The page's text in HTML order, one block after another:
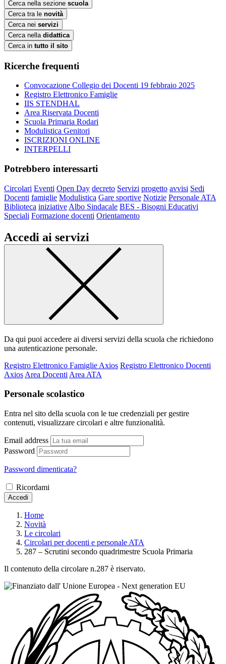
Cerca nella sezione scuola
Cerca tra le novità
Cerca nei servizi
Cerca nella didattica
Cerca in tutto il sito
Ricerche frequenti
Convocazione Collegio dei Docenti 19 febbraio 2025
Registro Elettronico Famiglie
IIS STENDHAL
Area Riservata Docenti
Scuola Primaria Rodari
Modulistica Genitori
ISCRIZIONI ONLINE
INTERPELLI
Potrebbero interessarti
Circolari Eventi Open Day decreto Servizi progetto avvisi Sedi
Docenti famiglie Modulistica Gare sportive Notizie Personale ATA
Biblioteca iniziative Albo Sindacale BES - Bisogni Educativi
Speciali Formazione docenti Orientamento
Accedi ai servizi
Da qui puoi accedere ai diversi servizi della scuola che richiedono
una autenticazione personale.
Registro Elettronico Famiglie Axios Registro Elettronico Docenti
Axios Area Docenti Area ATA
Personale scolastico
Entra nel sito della scuola con le tue credenziali per gestire
contenuti, visualizzare circolari e altre funzionalità.
Email address
Password
Password dimenticata?
Ricordami
Accedi
Home
Novità
Le circolari
Circolari per docenti e personale ATA
287 – Scrutini secondo quadrimestre Scuola Primaria
Il contenuto della circolare n.287 è riservato.